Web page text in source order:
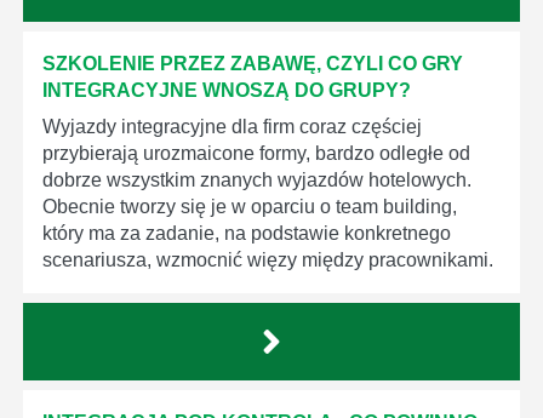
SZKOLENIE PRZEZ ZABAWĘ, CZYLI CO GRY
INTEGRACYJNE WNOSZĄ DO GRUPY?
Wyjazdy integracyjne dla firm coraz częściej
przybierają urozmaicone formy, bardzo odległe od
dobrze wszystkim znanych wyjazdów hotelowych.
Obecnie tworzy się je w oparciu o team building,
który ma za zadanie, na podstawie konkretnego
scenariusza, wzmocnić więzy między pracownikami.